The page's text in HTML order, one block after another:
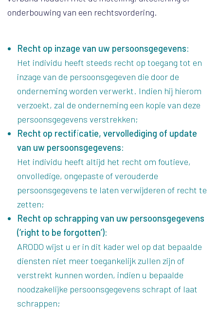
onderbouwing van een rechtsvordering.
Recht op inzage van uw persoonsgegevens:
Het individu heeft steeds recht op toegang tot en
inzage van de persoonsgegeven die door de
onderneming worden verwerkt. Indien hij hierom
verzoekt, zal de onderneming een kopie van deze
persoonsgegevens verstrekken;
Recht op rectificatie, vervollediging of update
van uw persoonsgegevens:
Het individu heeft altijd het recht om foutieve,
onvolledige, ongepaste of verouderde
persoonsgegevens te laten verwijderen of recht te
zetten;
Recht op schrapping van uw persoonsgegevens
(‘right to be forgotten’):
ARODO wijst u er in dit kader wel op dat bepaalde
diensten niet meer toegankelijk zullen zijn of
verstrekt kunnen worden, indien u bepaalde
noodzakelijke persoonsgegevens schrapt of laat
schrappen;